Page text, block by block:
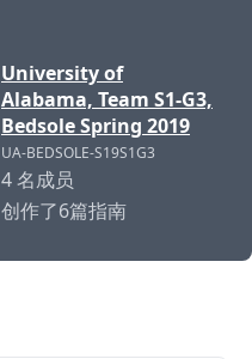
University of
Alabama, Team S1-G3,
Bedsole Spring 2019
UA-BEDSOLE-S19S1G3
4 名成员
创作了6篇指南